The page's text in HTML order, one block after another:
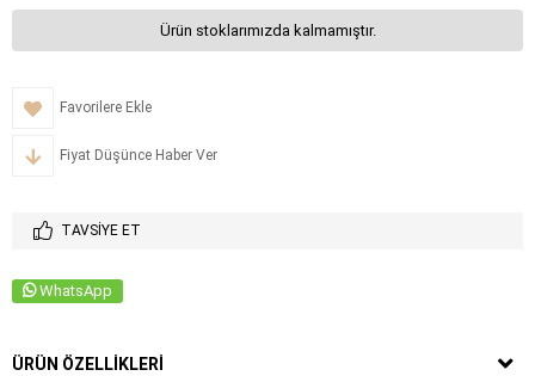
Ürün stoklarımızda kalmamıştır.
Favorilere Ekle
Fiyat Düşünce Haber Ver
TAVSIYE ET
WhatsApp
ÜRÜN ÖZELLIKLERI